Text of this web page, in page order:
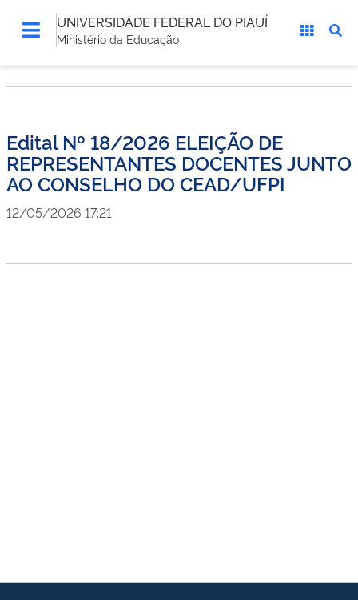
UNIVERSIDADE FEDERAL DO PIAUÍ
Ministério da Educação
Edital Nº 18/2026 ELEIÇÃO DE
REPRESENTANTES DOCENTES JUNTO
AO CONSELHO DO CEAD/UFPI
12/05/2026 17:21